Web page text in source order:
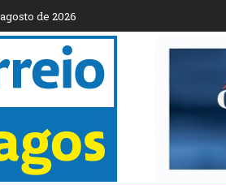
de 2026